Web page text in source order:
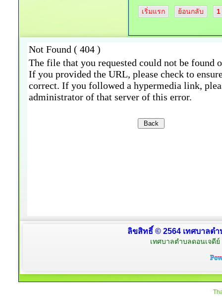
เริ่มแรก ย้อนกลับ 1
ลิขสิทธิ์ © 2564 เทศบาลต
เทศบาลตำบลดอนเจดี